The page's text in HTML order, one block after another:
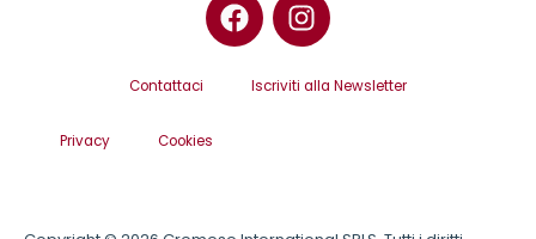
Contattaci Iscriviti alla Newsletter
Privacy Cookies